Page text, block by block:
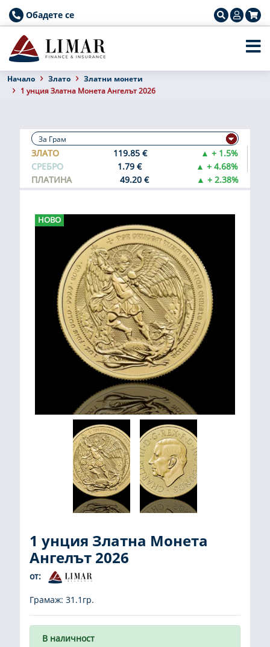
Обадете се
Началo Злато
Златни монети
1 унция Златна Монета Ангелът 2026
ЗЛАТО 119.85 €
▲ + 1.5%
СРЕБРО
1.79 €
▲ + 4.68%
ПЛАТИНА
49.20 € ▲ + 2.38%
НОВО
1 унция Златна Монета
Ангелът 2026
от:
Грамаж: 31.1гр.
В наличност